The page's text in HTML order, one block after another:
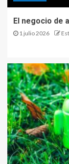
El negocio de
1 julio 2026